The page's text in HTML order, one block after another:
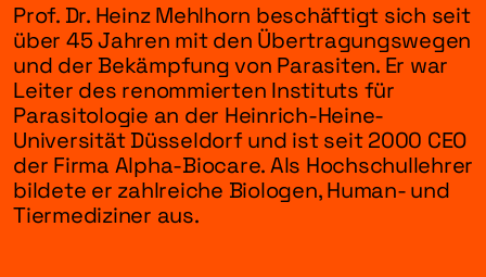
Prof. Dr. Heinz Mehlhorn beschäftigt sich seit
über 45 Jahren mit den Übertragungswegen
und der Bekämpfung von Parasiten. Er war
Leiter des renommierten Instituts für
Parasitologie an der Heinrich-Heine-
Universität Düsseldorf und ist seit 2000 CEO
der Firma Alpha-Biocare. Als Hochschullehrer
bildete er zahlreiche Biologen, Human- und
Tiermediziner aus.